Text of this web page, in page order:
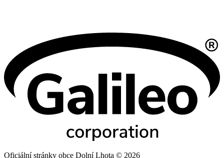
Oficiální stránky obce Dolní Lhota © 2026